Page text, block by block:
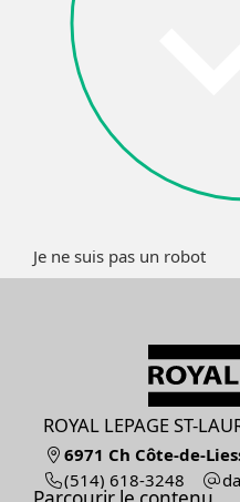
Je ne suis pas un robot
ROYAL LEPAGE ST-
6971 Ch Côte-de-
(514) 618-3248